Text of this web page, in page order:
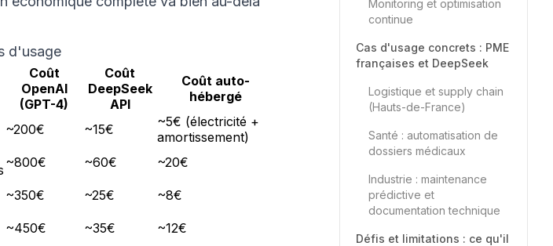
Monitoring et optimisation
continue
Cas d'usage concrets : PME
françaises et DeepSeek
Logistique et supply chain
(Hauts-de-France)
Santé : automatisation de
dossiers médicaux
Industrie : maintenance
prédictive et
documentation technique
Défis et limitations : ce qu'il
d'usage
Coût
OpenAI
(GPT-4)
Coût
DeepSeek
API
Coût auto-
hébergé
~200€ ~15€
~5€ (électricité +
amortissement)
~800€ ~60€
~20€
~350€ ~25€
~8€
~450€ ~35€ ~12€